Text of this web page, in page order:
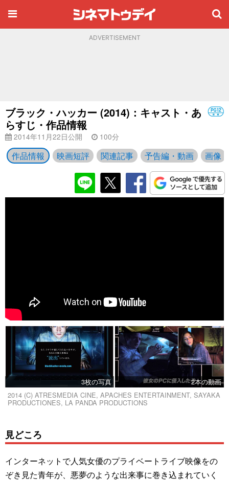
ADVERTISEMENT
ブラック・ハッカー (2014)：キャスト・あ
らすじ・作品情報
2014年11月22日公開 100分
作品情報 映画短評 関連記事 予告編・動画 画像
3枚の写真
2本の動画
2014 (C) ATRESMEDIA CINE, APACHES ENTERTAINMENT, SAYAKA
PRODUCTIONES, LA PANDA PRODUCTIONS
見どころ
インターネットで人気女優のプライベートライブ映像をの
ぞき見た青年が、悪夢のような出来事に巻き込まれていく